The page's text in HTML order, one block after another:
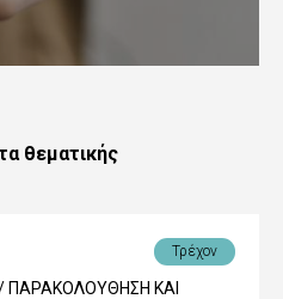
θεματικής
Τρέχον
ΠΑΡΑΚΟΛΟΥΘΗΣΗ ΚΑΙ